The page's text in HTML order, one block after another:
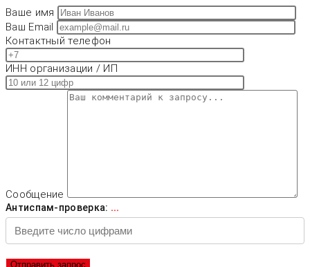
Ваше имя
Ваш Email
Контактный телефон
ИНН организации / ИП
Сообщение
Антиспам-проверка: ...